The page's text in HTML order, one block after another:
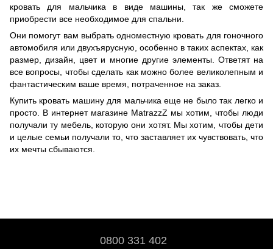
кровать для мальчика в виде машины, так же сможете
приобрести все необходимое для спальни.
Они помогут вам выбрать одноместную кровать для гоночного
автомобиля или двухъярусную, особенно в таких аспектах, как
размер, дизайн, цвет и многие другие элементы. Ответят на
все вопросы, чтобы сделать как можно более великолепным и
фантастическим ваше время, потраченное на заказ.
Купить кровать машину для мальчика еще не было так легко и
просто. В интернет магазине MatrazzZ мы хотим, чтобы люди
получали ту мебель, которую они хотят. Мы хотим, чтобы дети
и целые семьи получали то, что заставляет их чувствовать, что
их мечты сбываются.
0800 331 402